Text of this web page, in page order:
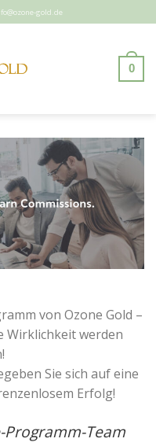
gold.de
0
von Ozone Gold –
Wirklichkeit werden
Sie sich auf eine
Erfolg!
Team